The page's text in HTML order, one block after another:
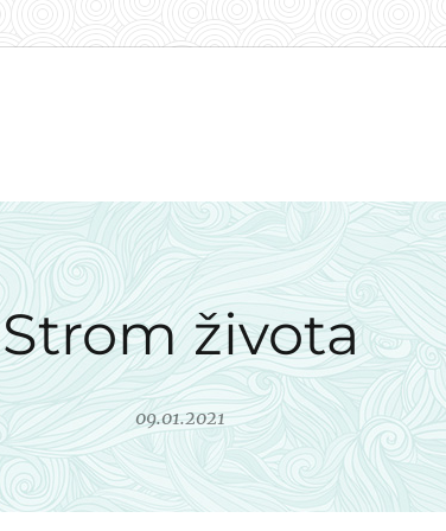
Strom života
09.01.2021